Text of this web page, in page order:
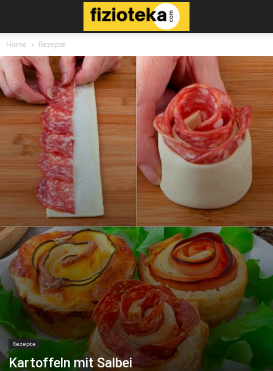
Home Rezepte
Rezepte
Kartoffeln mit Salbei